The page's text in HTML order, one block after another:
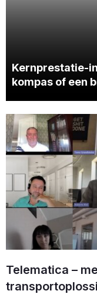
Kernprestatie-
kompas of een
Telematica –